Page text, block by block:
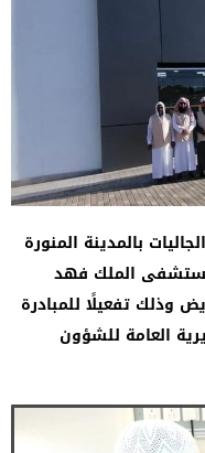
بالمدينة المنورة
مستشفى الملك فهد
وذلك تفعيلًا للمبادرة
العامة للشؤون